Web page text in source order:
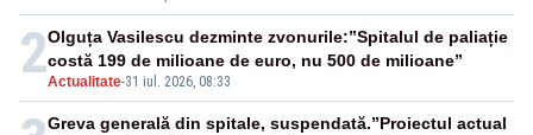
2Actualitate-31 iul. 2026, 08:33
Olguța Vasilescu dezminte zvonurile:”Spitalul de paliație
costă 199 de milioane de euro, nu 500 de milioane”
Greva generală din spitale, suspendată.”Proiectul actual